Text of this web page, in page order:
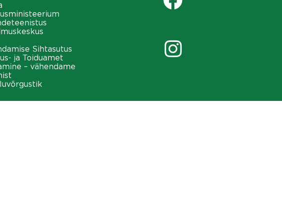
Sihtasutus
ja Toiduamet
– vähendame